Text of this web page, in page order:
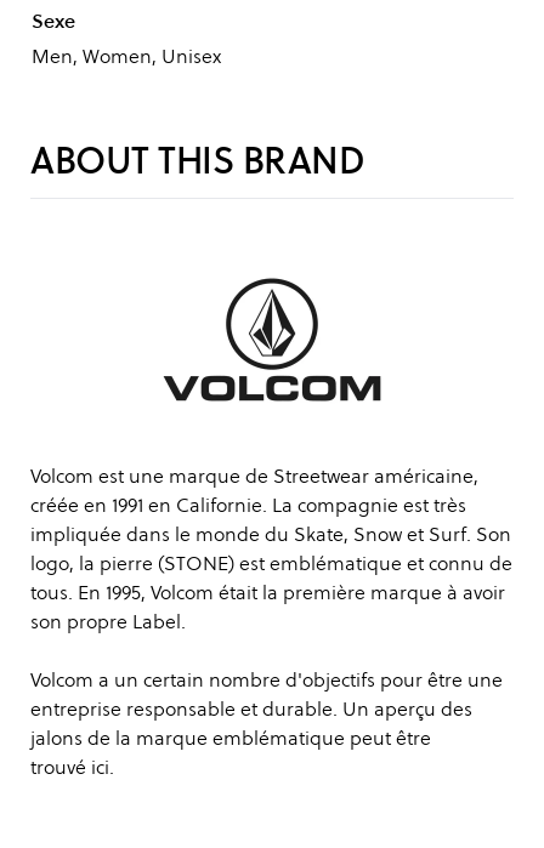
Sexe
Men, Women, Unisex
ABOUT THIS BRAND
Volcom est une marque de Streetwear américaine,
créée en 1991 en Californie. La compagnie est très
impliquée dans le monde du Skate, Snow et Surf. Son
logo, la pierre (STONE) est emblématique et connu de
tous. En 1995, Volcom était la première marque à avoir
son propre Label.
Volcom a un certain nombre d'objectifs pour être une
entreprise responsable et durable. Un aperçu des
jalons de la marque emblématique peut être
trouvé ici.